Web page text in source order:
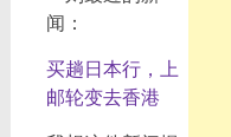
闻：
买趟日本行，上
邮轮变去香港